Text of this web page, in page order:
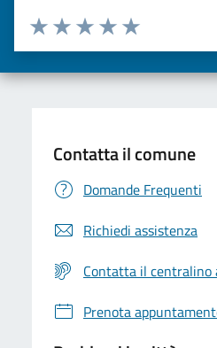
Valuta da 1 a 5 stelle la pagina
Valuta 5 stelle
Valuta 4 stelle su 5
Valuta 3 stelle su 5
Valuta 2 stelle su 5
Valuta una stella su 5
Contatta il comune
Domande Frequenti
Richiedi assistenza
Contatta il
Prenota